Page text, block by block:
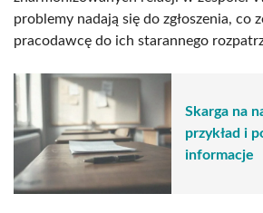
problemy nadają się do zgłoszenia, co
pracodawcę do ich starannego
Skarga na
przykład i
informacje